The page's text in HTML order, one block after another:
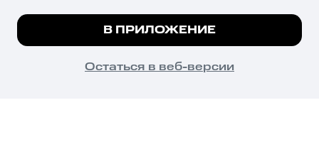
психотропных веществ, их аналогов причиняет вред здоровью,
их незаконный оборот запрещён и влечёт установленную
законодательством ответственность.
© 2026 ООО «КИОН».
Все права защищены
Мы используем куки, чтобы на сайте все
Подробнее
ПОНЯТНО
В ПРИЛОЖЕНИЕ
Остаться в веб-версии